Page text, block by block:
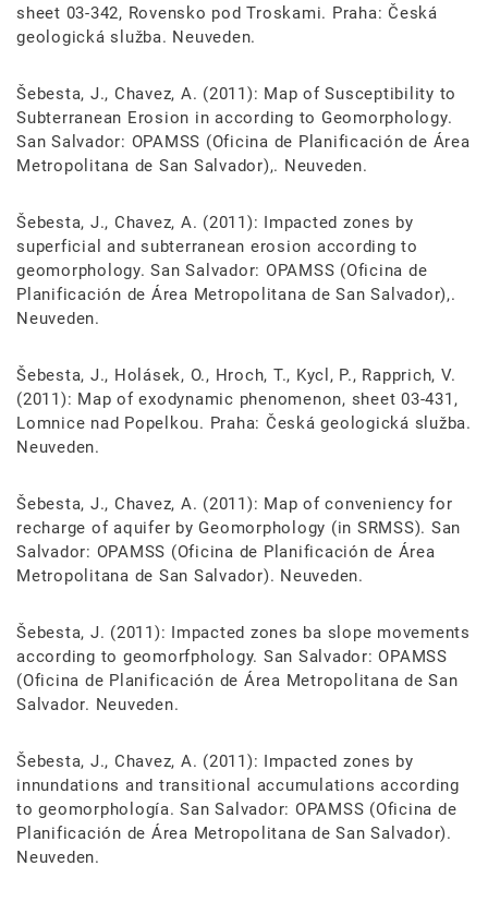
sheet 03-342, Rovensko pod Troskami. Praha: Česká
geologická služba. Neuveden.
Šebesta, J., Chavez, A. (2011): Map of Susceptibility to
Subterranean Erosion in according to Geomorphology.
San Salvador: OPAMSS (Oficina de Planificación de Área
Metropolitana de San Salvador),. Neuveden.
Šebesta, J., Chavez, A. (2011): Impacted zones by
superficial and subterranean erosion according to
geomorphology. San Salvador: OPAMSS (Oficina de
Planificación de Área Metropolitana de San Salvador),.
Neuveden.
Šebesta, J., Holásek, O., Hroch, T., Kycl, P., Rapprich, V.
(2011): Map of exodynamic phenomenon, sheet 03-431,
Lomnice nad Popelkou. Praha: Česká geologická služba.
Neuveden.
Šebesta, J., Chavez, A. (2011): Map of conveniency for
recharge of aquifer by Geomorphology (in SRMSS). San
Salvador: OPAMSS (Oficina de Planificación de Área
Metropolitana de San Salvador). Neuveden.
Šebesta, J. (2011): Impacted zones ba slope movements
according to geomorfphology. San Salvador: OPAMSS
(Oficina de Planificación de Área Metropolitana de San
Salvador. Neuveden.
Šebesta, J., Chavez, A. (2011): Impacted zones by
innundations and transitional accumulations according
to geomorphología. San Salvador: OPAMSS (Oficina de
Planificación de Área Metropolitana de San Salvador).
Neuveden.